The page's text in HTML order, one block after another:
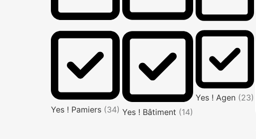
Yes ! Pamiers (34) Yes ! Bâtiment (14)
Yes ! Agen (23)